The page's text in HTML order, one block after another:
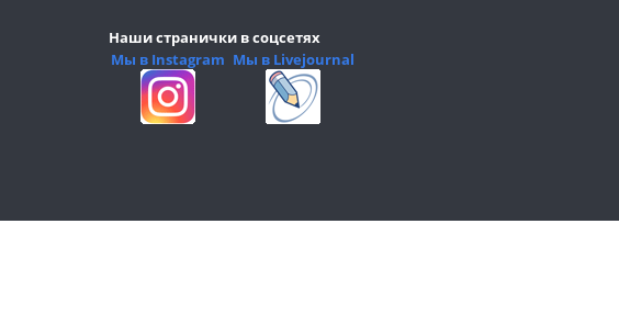
Наши странички в соцсетях
Мы в Instagram Мы в Livejournal